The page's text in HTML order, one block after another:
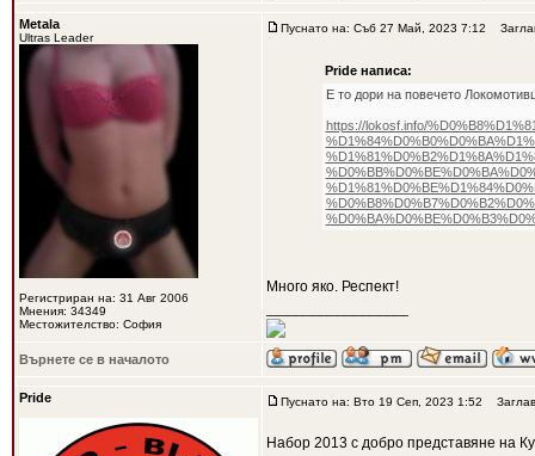
Metala
Ultras Leader
Регистриран на: 31 Авг 2006
Мнения: 34349
Местожителство: София
Пуснато на: Съб 27 Май, 2023 7:12
Pride написа:
Е то дори на повечето
https://lokosf.info/
Много яко. Респект!
Върнете се в началото
Pride Пуснато на: Вто 19 Сеп, 2023 1:52
Набор 2013 с добро представяне на